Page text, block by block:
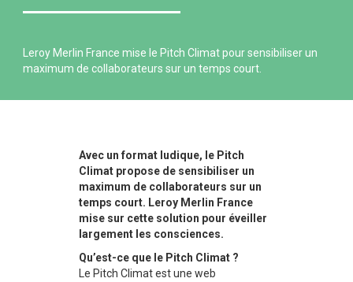
Leroy Merlin France mise le Pitch Climat pour sensibiliser un
maximum de collaborateurs sur un temps court.
Avec un format ludique, le Pitch
Climat propose de sensibiliser un
maximum de collaborateurs sur un
temps court. Leroy Merlin France
mise sur cette solution pour éveiller
largement les consciences.
Qu’est-ce que le Pitch Climat ?
Le Pitch Climat est une web